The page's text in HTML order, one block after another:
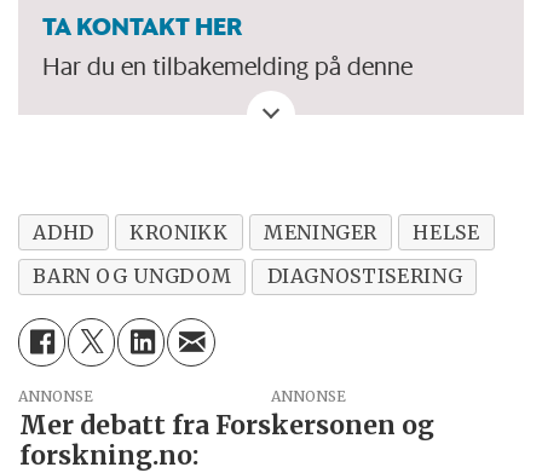
TA KONTAKT HER
Har du en tilbakemelding på denne
kronikken. Eller spørsmål, ros eller kritikk
ADHD KRONIKK MENINGER
HELSE
BARN OG UNGDOM
DIAGNOSTISERING
ANNONSE
Mer debatt fra Forskersonen og
forskning.no: